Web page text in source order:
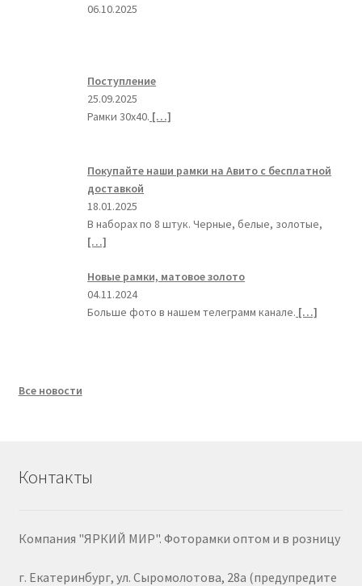
06.10.2025
Поступление
25.09.2025
Рамки 30х40. […]
Покупайте наши рамки на Авито с бесплатной
доставкой
18.01.2025
В наборах по 8 штук. Черные, белые, золотые,
[…]
Новые рамки, матовое золото
04.11.2024
Больше фото в нашем телеграмм канале. […]
Все новости
Контакты
Компания "ЯРКИЙ МИР". Фоторамки оптом и в розницу
г. Екатеринбург, ул. Сыромолотова, 28а (предупредите